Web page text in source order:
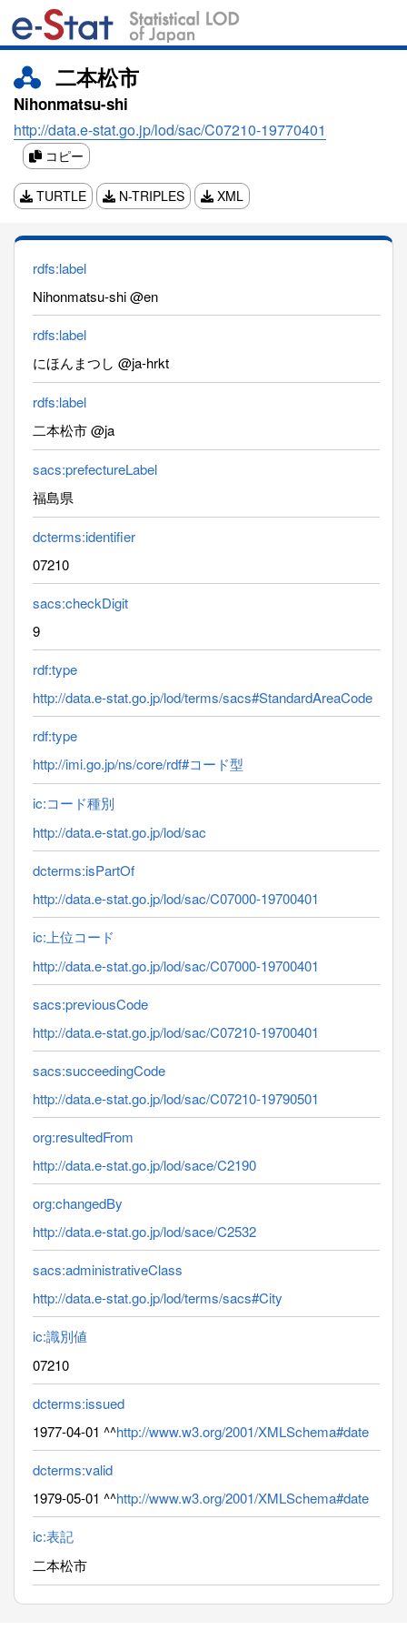
二本松市
Nihonmatsu-shi
http://data.e-stat.go.jp/lod/sac/C07210-19770401
コピー
TURTLE N-TRIPLES XML
rdfs:label
Nihonmatsu-shi @en
rdfs:label
にほんまつし @ja-hrkt
rdfs:label
二本松市 @ja
sacs:prefectureLabel
福島県
dcterms:identifier
07210
sacs:checkDigit
9
rdf:type
http://data.e-stat.go.jp/lod/terms/sacs#StandardAreaCode
rdf:type
http://imi.go.jp/ns/core/rdf#コード型
ic:コード種別
http://data.e-stat.go.jp/lod/sac
dcterms:isPartOf
http://data.e-stat.go.jp/lod/sac/C07000-19700401
ic:上位コード
http://data.e-stat.go.jp/lod/sac/C07000-19700401
sacs:previousCode
http://data.e-stat.go.jp/lod/sac/C07210-19700401
sacs:succeedingCode
http://data.e-stat.go.jp/lod/sac/C07210-19790501
org:resultedFrom
http://data.e-stat.go.jp/lod/sace/C2190
org:changedBy
http://data.e-stat.go.jp/lod/sace/C2532
sacs:administrativeClass
http://data.e-stat.go.jp/lod/terms/sacs#City
ic:識別値
07210
dcterms:issued
1977-04-01 ^^http://www.w3.org/2001/XMLSchema#date
dcterms:valid
1979-05-01 ^^http://www.w3.org/2001/XMLSchema#date
ic:表記
二本松市